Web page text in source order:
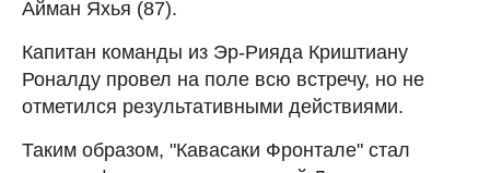
Айман Яхья (87).
Капитан команды из Эр-Рияда Криштиану
Роналду провел на поле всю встречу, но не
отметился результативными действиями.
Таким образом, "Кавасаки Фронтале" стал